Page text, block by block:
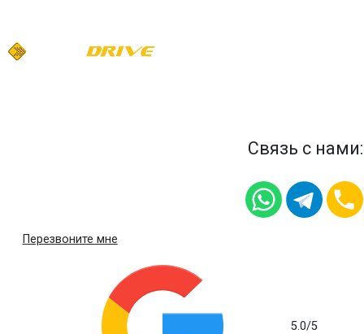
Связь с нами:
Перезвоните мне
5.0/5